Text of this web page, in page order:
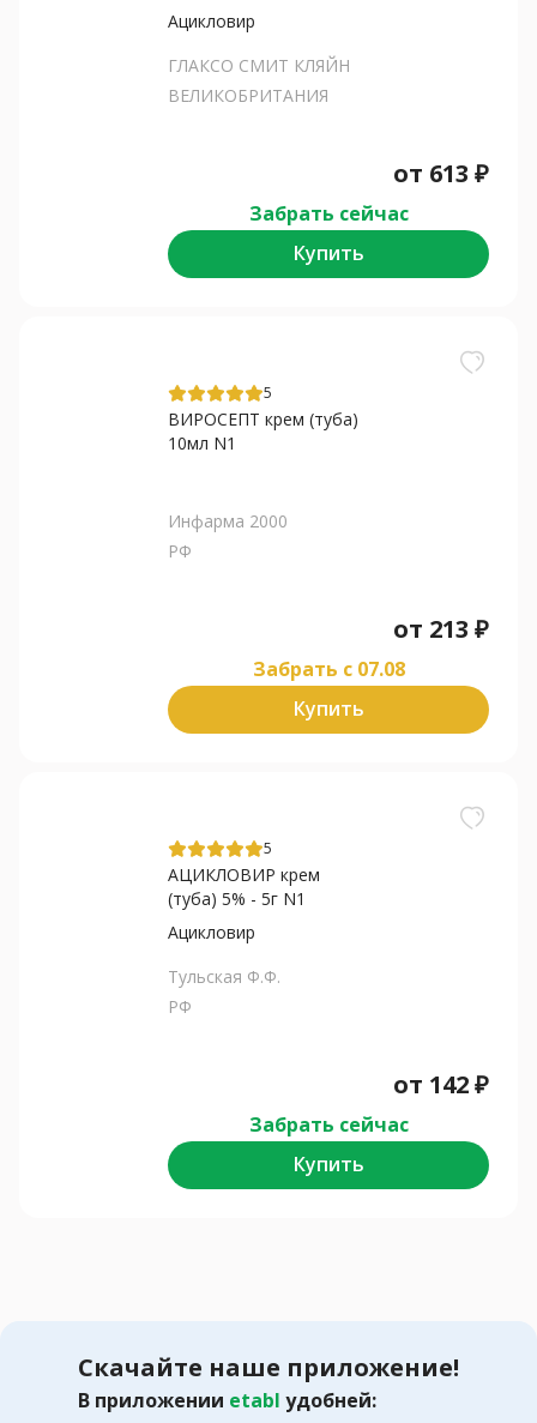
Ацикловир
ГЛАКСО СМИТ КЛЯЙН
ВЕЛИКОБРИТАНИЯ
от 613 ₽
Забрать сейчас
Купить
5
ВИРОСЕПТ крем (туба)
10мл N1
Инфарма 2000
РФ
от 213 ₽
Забрать c 07.08
Купить
5
АЦИКЛОВИР крем
(туба) 5% - 5г N1
Ацикловир
Тульская Ф.Ф.
РФ
от 142₽
Забрать сейчас
Купить
Скачайте наше приложение!
В приложении etabl удобней: